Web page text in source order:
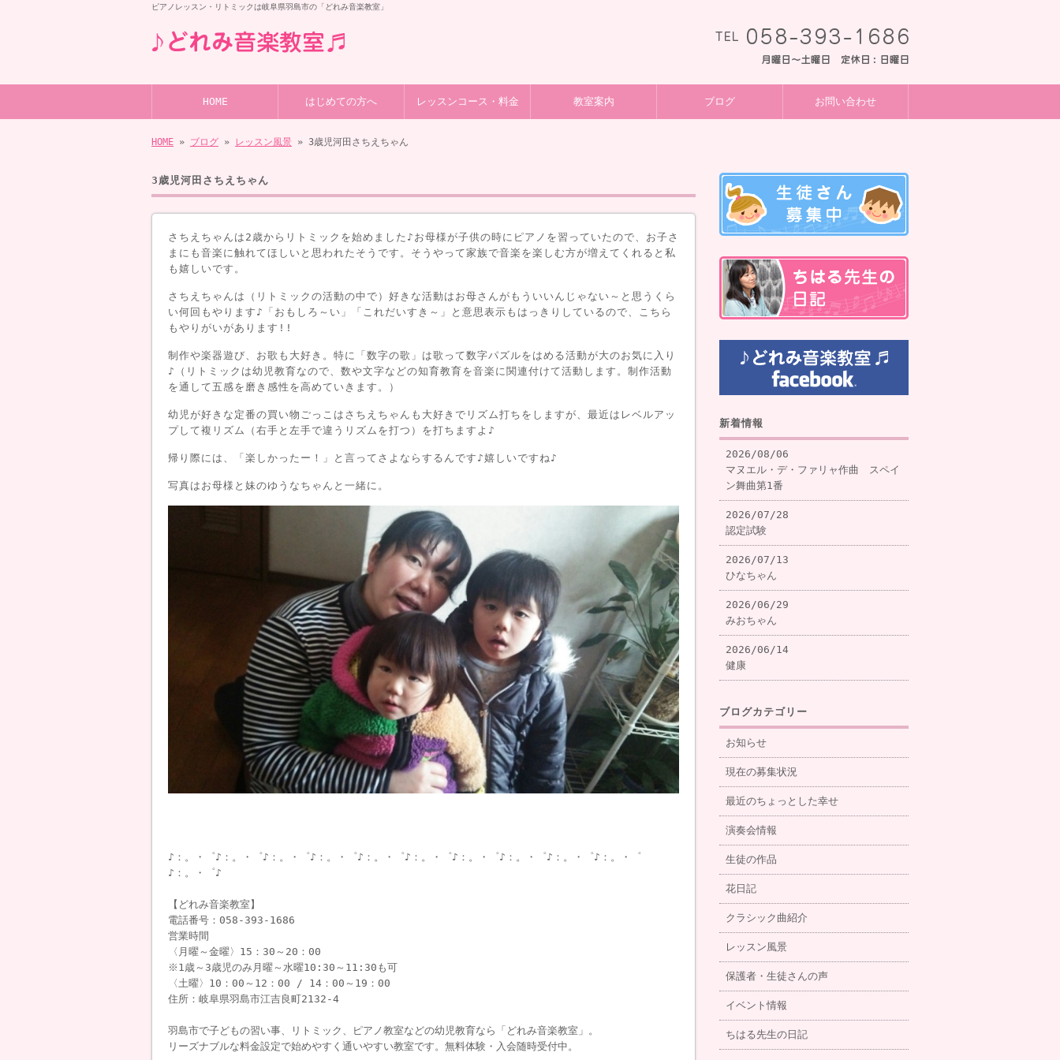
ピアノレッスン・リトミックは岐阜県羽島市の「どれみ音楽教室」
HOME はじめての方へ レッスンコース・料金 教室案内 ブログ お問い合わせ
HOME » ブログ » レッスン風景 » 3歳児河田さちえちゃん
3歳児河田さちえちゃん
さちえちゃんは2歳からリトミックを始めました♪お母様が子供の時にピアノを習っていたので、お子さ
まにも音楽に触れてほしいと思われたそうです。そうやって家族で音楽を楽しむ方が増えてくれると私
も嬉しいです。
さちえちゃんは（リトミックの活動の中で）好きな活動はお母さんがもういいんじゃない～と思うくら
い何回もやります♪「おもしろ～い」「これだいすき～」と意思表示もはっきりしているので、こちら
もやりがいがあります!!
制作や楽器遊び、お歌も大好き。特に「数字の歌」は歌って数字パズルをはめる活動が大のお気に入り
♪（リトミックは幼児教育なので、数や文字などの知育教育を音楽に関連付けて活動します。制作活動
を通して五感を磨き感性を高めていきます。）
幼児が好きな定番の買い物ごっこはさちえちゃんも大好きでリズム打ちをしますが、最近はレベルアッ
プして複リズム（右手と左手で違うリズムを打つ）を打ちますよ♪
帰り際には、「楽しかったー！」と言ってさよならするんです♪嬉しいですね♪
写真はお母様と妹のゆうなちゃんと一緒に。
♪：。・゜♪：。・゜♪：。・゜♪：。・゜♪：。・゜♪：。・゜♪：。・゜♪：。・゜♪：。・゜♪：。・゜
♪：。・゜♪
【どれみ音楽教室】
電話番号：058-393-1686
営業時間
〈月曜～金曜〉15：30～20：00
※1歳～3歳児のみ月曜～水曜10:30～11:30も可
〈土曜〉10：00～12：00 / 14：00～19：00
住所：岐阜県羽島市江吉良町2132-4
羽島市で子どもの習い事、リトミック、ピアノ教室などの幼児教育なら「どれみ音楽教室」。
リーズナブルな料金設定で始めやすく通いやすい教室です。無料体験・入会随時受付中。
新着情報
2026/08/06
マヌエル・デ・ファリャ作曲 スペイ
ン舞曲第1番
2026/07/28
認定試験
2026/07/13
ひなちゃん
2026/06/29
みおちゃん
2026/06/14
健康
ブログカテゴリー
お知らせ
現在の募集状況
最近のちょっとした幸せ
演奏会情報
生徒の作品
花日記
クラシック曲紹介
レッスン風景
保護者・生徒さんの声
イベント情報
ちはる先生の日記